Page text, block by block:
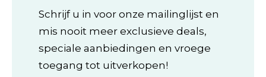
Schrijf u in voor onze mailinglijst en
mis nooit meer exclusieve deals,
speciale aanbiedingen en vroege
toegang tot uitverkopen!